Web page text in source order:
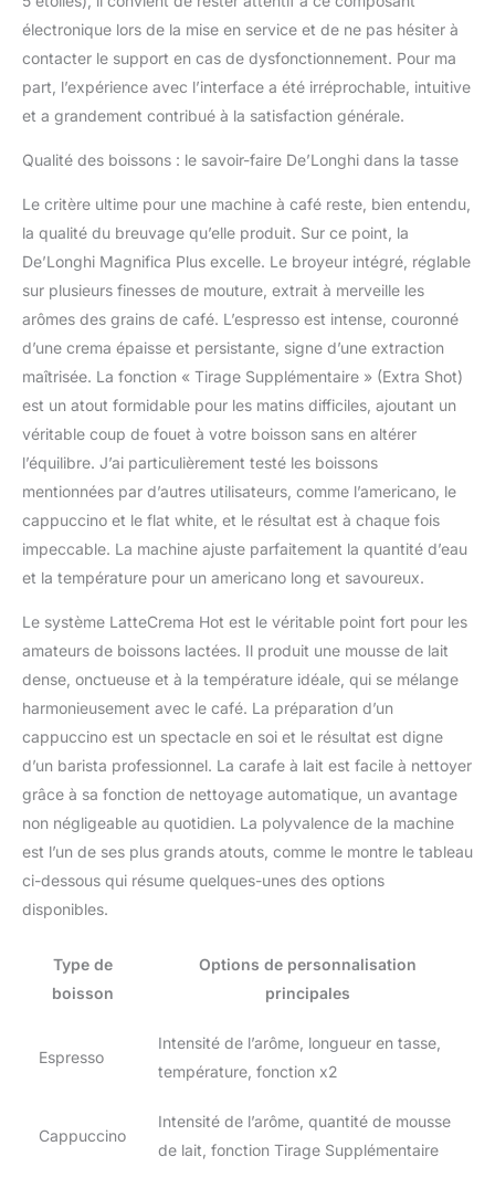
électronique lors de la mise en service et de ne pas hésiter à
contacter le support en cas de dysfonctionnement. Pour ma
part, l’expérience avec l’interface a été irréprochable, intuitive
et a grandement contribué à la satisfaction générale.
Qualité des boissons : le savoir-faire De’Longhi dans la tasse
Le critère ultime pour une machine à café reste, bien entendu,
la qualité du breuvage qu’elle produit. Sur ce point, la
De’Longhi Magnifica Plus excelle. Le broyeur intégré, réglable
sur plusieurs finesses de mouture, extrait à merveille les
arômes des grains de café. L’espresso est intense, couronné
d’une crema épaisse et persistante, signe d’une extraction
maîtrisée. La fonction « Tirage Supplémentaire » (Extra Shot)
est un atout formidable pour les matins difficiles, ajoutant un
véritable coup de fouet à votre boisson sans en altérer
l’équilibre. J’ai particulièrement testé les boissons
mentionnées par d’autres utilisateurs, comme l’americano, le
cappuccino et le flat white, et le résultat est à chaque fois
impeccable. La machine ajuste parfaitement la quantité d’eau
et la température pour un americano long et savoureux.
Le système LatteCrema Hot est le véritable point fort pour les
amateurs de boissons lactées. Il produit une mousse de lait
dense, onctueuse et à la température idéale, qui se mélange
harmonieusement avec le café. La préparation d’un
cappuccino est un spectacle en soi et le résultat est digne
d’un barista professionnel. La carafe à lait est facile à nettoyer
grâce à sa fonction de nettoyage automatique, un avantage
non négligeable au quotidien. La polyvalence de la machine
est l’un de ses plus grands atouts, comme le montre le tableau
ci-dessous qui résume quelques-unes des options
disponibles.
Type de
boisson
Options de personnalisation
principales
Espresso
Intensité de l’arôme, longueur en tasse,
température, fonction x2
Cappuccino
Intensité de l’arôme, quantité de mousse
de lait, fonction Tirage Supplémentaire